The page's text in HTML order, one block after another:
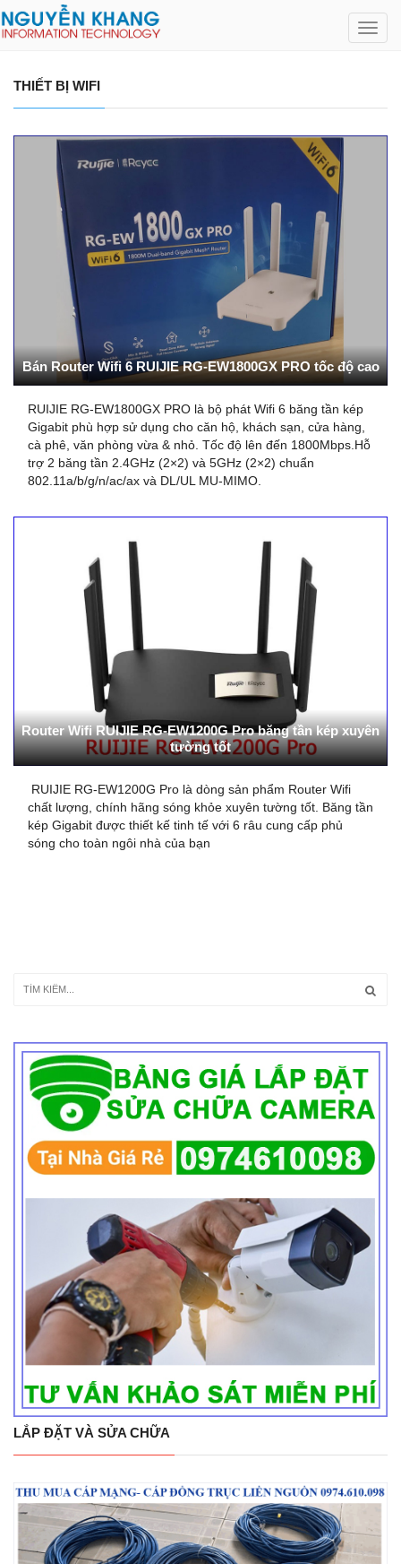
THIẾT BỊ WIFI
Bán Router Wifi 6 RUIJIE RG-EW1800GX PRO tốc độ cao
RUIJIE RG-EW1800GX PRO là bộ phát Wifi 6 băng tần kép
Gigabit phù hợp sử dụng cho căn hộ, khách sạn, cửa hàng,
cà phê, văn phòng vừa & nhỏ. Tốc độ lên đến 1800Mbps.Hỗ
trợ 2 băng tần 2.4GHz (2×2) và 5GHz (2×2) chuẩn
802.11a/b/g/n/ac/ax và DL/UL MU-MIMO.
Router Wifi RUIJIE RG-EW1200G Pro băng tần kép xuyên
tường tốt
RUIJIE RG-EW1200G Pro là dòng sản phẩm Router Wifi
chất lượng, chính hãng sóng khỏe xuyên tường tốt. Băng tần
kép Gigabit được thiết kế tinh tế với 6 râu cung cấp phủ
sóng cho toàn ngôi nhà của bạn
LẮP ĐẶT VÀ SỬA CHỮA